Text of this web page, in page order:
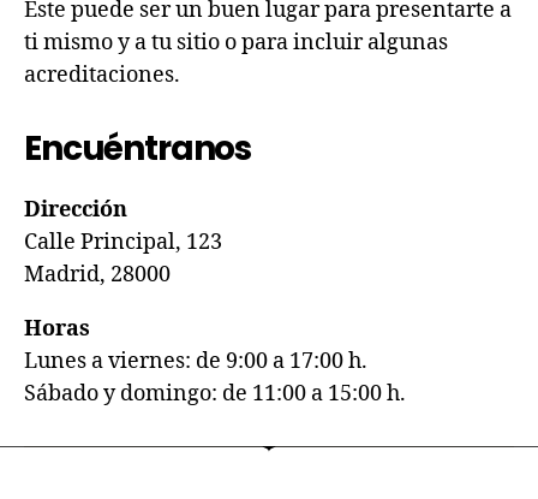
Este puede ser un buen lugar para presentarte a
ti mismo y a tu sitio o para incluir algunas
acreditaciones.
Encuéntranos
Dirección
Calle Principal, 123
Madrid, 28000
Horas
Lunes a viernes: de 9:00 a 17:00 h.
Sábado y domingo: de 11:00 a 15:00 h.